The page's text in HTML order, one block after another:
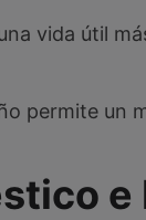
vida útil
permite un